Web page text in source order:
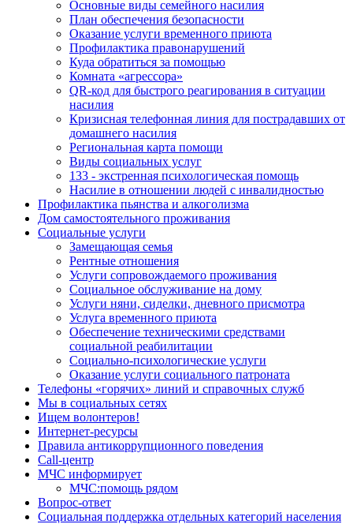
Основные виды семейного насилия
План обеспечения безопасности
Оказание услуги временного приюта
Профилактика правонарушений
Куда обратиться за помощью
Комната «агрессора»
QR-код для быстрого реагирования в ситуации
насилия
Кризисная телефонная линия для пострадавших от
домашнего насилия
Региональная карта помощи
Виды социальных услуг
133 - экстренная психологическая помощь
Насилие в отношении людей с инвалидностью
Профилактика пьянства и алкоголизма
Дом самостоятельного проживания
Социальные услуги
Замещающая семья
Рентные отношения
Услуги сопровождаемого проживания
Социальное обслуживание на дому
Услуги няни, сиделки, дневного присмотра
Услуга временного приюта
Обеспечение техническими средствами
социальной реабилитации
Социально-психологические услуги
Оказание услуги социального патроната
Телефоны «горячих» линий и справочных служб
Мы в социальных сетях
Ищем волонтеров!
Интернет-ресурсы
Правила антикоррупционного поведения
Call-центр
МЧС информирует
МЧС:помощь рядом
Вопрос-ответ
Социальная поддержка отдельных категорий населения